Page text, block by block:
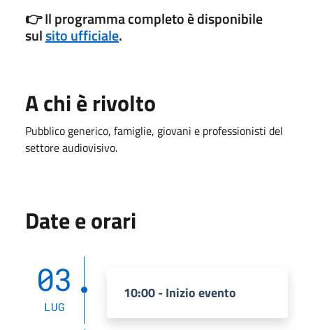
👉Il programma completo è disponibile
sulsito ufficiale.
A chi è rivolto
Pubblico generico, famiglie, giovani e professionisti del
settore audiovisivo.
Date e orari
03
LUG
10:00 - Inizio evento